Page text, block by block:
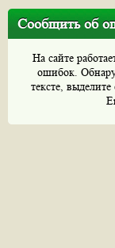
Сообщить об
На сайте
ошибок.
тексте,